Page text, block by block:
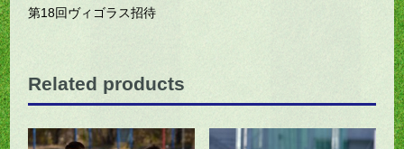
第18回ヴィゴラス招待
Related products